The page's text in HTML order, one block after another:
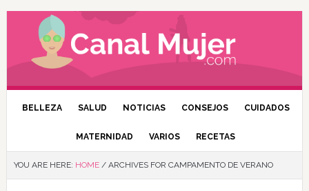
BELLEZA SALUD NOTICIAS CONSEJOS CUIDADOS
MATERNIDAD VARIOS RECETAS
YOU ARE HERE: HOME /ARCHIVES FOR CAMPAMENTO DE VERANO